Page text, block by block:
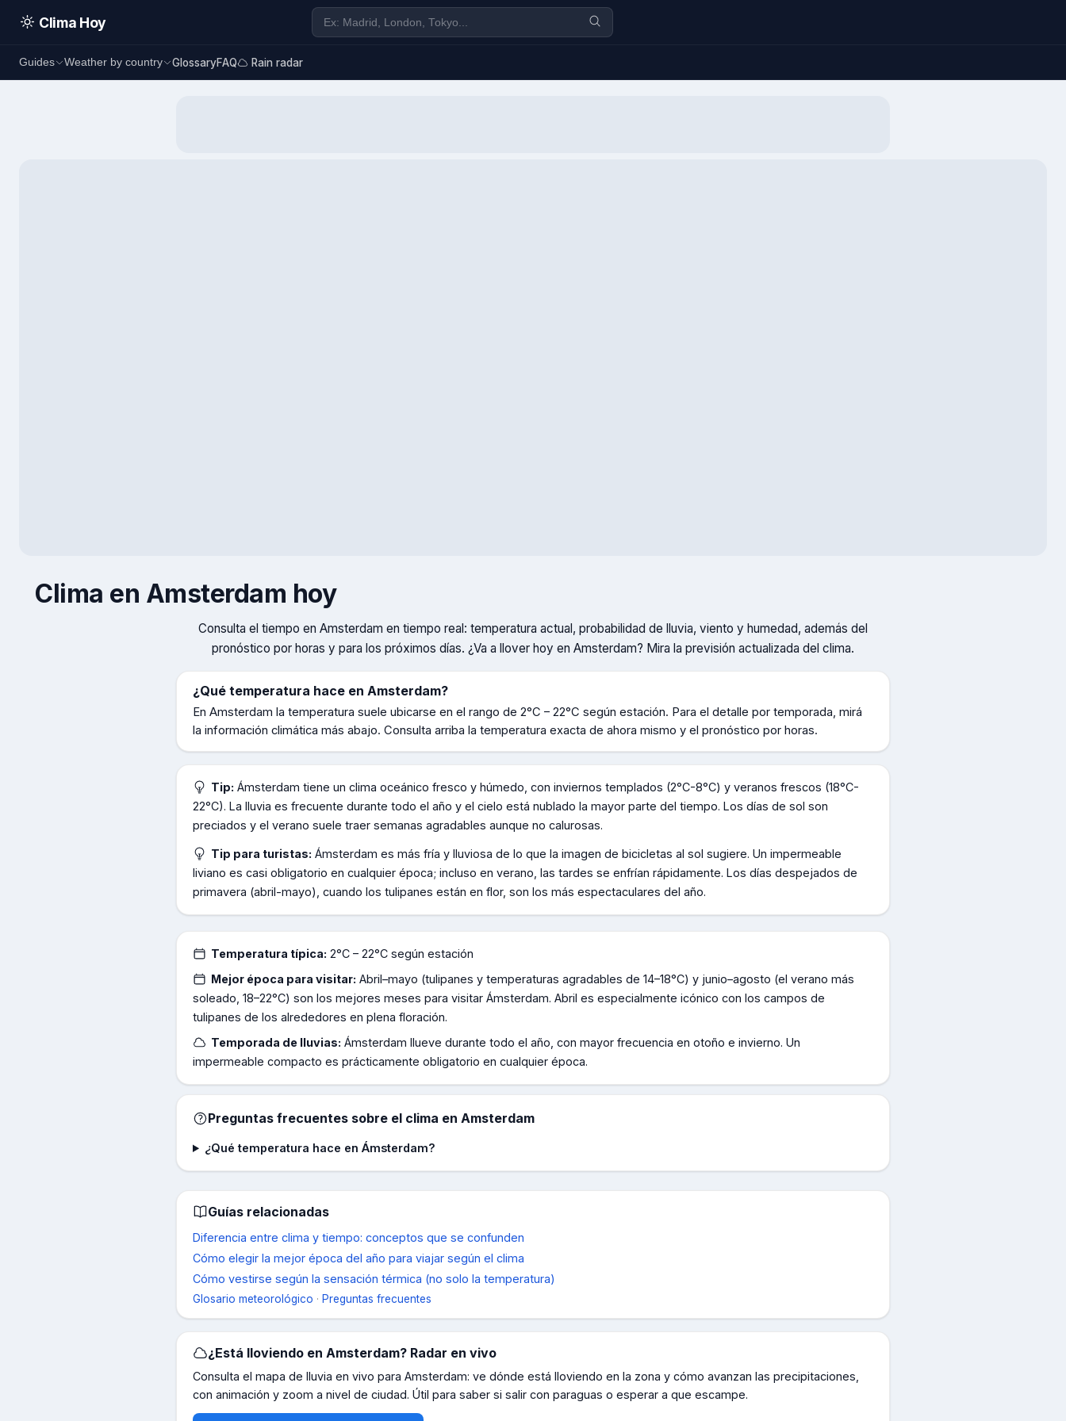
Clima Hoy
Guides Weather by country GlossaryFAQ Rain radar
Clima en Amsterdam hoy
Consulta el tiempo en Amsterdam en tiempo real: temperatura actual, probabilidad de lluvia, viento y humedad, además del
pronóstico por horas y para los próximos días. ¿Va a llover hoy en Amsterdam? Mira la previsión actualizada del clima.
¿Qué temperatura hace en Amsterdam?
En Amsterdam la temperatura suele ubicarse en el rango de 2°C – 22°C según estación. Para el detalle por temporada, mirá
la información climática más abajo. Consulta arriba la temperatura exacta de ahora mismo y el pronóstico por horas.
Tip: Ámsterdam tiene un clima oceánico fresco y húmedo, con inviernos templados (2°C-8°C) y veranos frescos (18°C-
22°C). La lluvia es frecuente durante todo el año y el cielo está nublado la mayor parte del tiempo. Los días de sol son
preciados y el verano suele traer semanas agradables aunque no calurosas.
Tip para turistas: Ámsterdam es más fría y lluviosa de lo que la imagen de bicicletas al sol sugiere. Un impermeable
liviano es casi obligatorio en cualquier época; incluso en verano, las tardes se enfrían rápidamente. Los días despejados de
primavera (abril-mayo), cuando los tulipanes están en flor, son los más espectaculares del año.
Temperatura típica: 2°C – 22°C según estación
Mejor época para visitar: Abril–mayo (tulipanes y temperaturas agradables de 14–18°C) y junio–agosto (el verano más
soleado, 18–22°C) son los mejores meses para visitar Ámsterdam. Abril es especialmente icónico con los campos de
tulipanes de los alrededores en plena floración.
Temporada de lluvias: Ámsterdam llueve durante todo el año, con mayor frecuencia en otoño e invierno. Un
impermeable compacto es prácticamente obligatorio en cualquier época.
Preguntas frecuentes sobre el clima enAmsterdam
¿Qué temperatura hace en Ámsterdam?
Guías relacionadas
Diferencia entre clima y tiempo: conceptos que se confunden
Cómo elegir la mejor época del año para viajar según el clima
Cómo vestirse según la sensación térmica (no solo la temperatura)
Glosario meteorológico · Preguntas frecuentes
¿Está lloviendo enAmsterdam? Radar en vivo
Consulta el mapa de lluvia en vivo para Amsterdam: ve dónde está lloviendo en la zona y cómo avanzan las precipitaciones,
con animación y zoom a nivel de ciudad. Útil para saber si salir con paraguas o esperar a que escampe.